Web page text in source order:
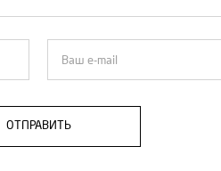
ОТПРАВИТЬ